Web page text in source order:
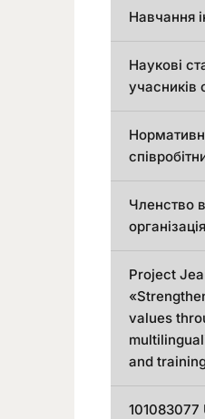
Навчання
Наукові
учасників
Членство
Project
values
and